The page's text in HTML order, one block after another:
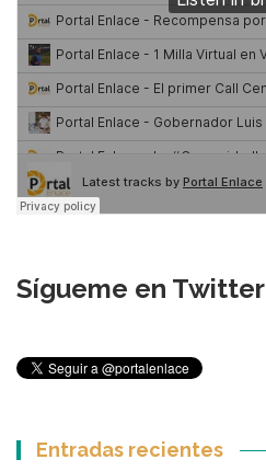
Sígueme en Twitter
Entradas recientes